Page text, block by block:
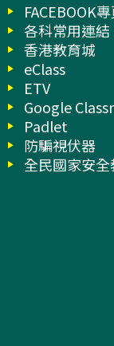
FACEBOOK
各科常用連結
香港教育城
eClass
ETV
Google
Padlet
防騙視伏器
全民國家安